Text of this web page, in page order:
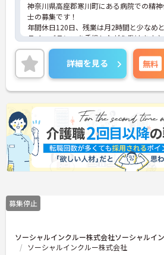
神奈川県高座郡寒川町にある病院での精
士の募集です！
年間休日120日、残業は月2時間と少なめ
ライフバランスを重視しながら働けます♪
駅徒歩6分とアクセスも良く、車・自転車
での通勤もOKです！駐車・駐輪場も無料
ご興味がある方はご面接のポイントをお
ので、お気軽にお問い合わせください！
詳細を見る 無料
募集停止
ソーシャルインクルー株式会社ソーシャルイ
ソーシャルインクルー株式会社